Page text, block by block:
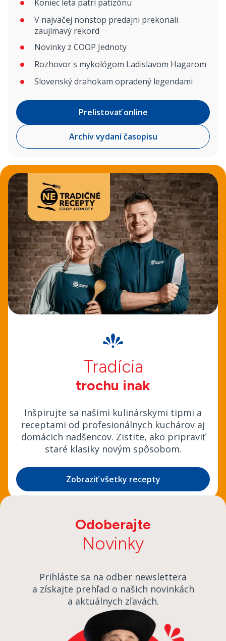
Koniec leta patrí patizónu
V najväčej nonstop predajni prekonali
zaujímavý rekord
Novinky z COOP Jednoty
Rozhovor s mykológom Ladislavom Hagarom
Slovenský drahokam opradený legendami
Prelistovať online
Archív vydaní časopisu
Tradícia
trochu inak
Inšpirujte sa našimi kulinárskymi tipmi a
receptami od profesionálnych kuchárov aj
domácich nadšencov. Zistite, ako pripraviť
staré klasiky novým spôsobom.
Zobraziť všetky recepty
Odoberajte
Novinky
Prihláste sa na odber newslettera
a získajte prehľad o našich novinkách
a aktuálnych zľavách.